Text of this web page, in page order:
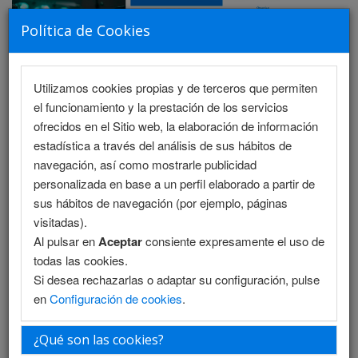
Política de Cookies
Utilizamos cookies propias y de terceros que permiten
el funcionamiento y la prestación de los servicios
ofrecidos en el Sitio web, la elaboración de información
estadística a través del análisis de sus hábitos de
navegación, así como mostrarle publicidad
personalizada en base a un perfil elaborado a partir de
sus hábitos de navegación (por ejemplo, páginas
visitadas).
Al pulsar enAceptarconsiente expresamente el uso de
todas las cookies.
Si desea rechazarlas o adaptar su configuración, pulse
enConfiguración de cookies.
¿Qué son las cookies?
MENU
Programa Científico - Salón 1
Programa Científico - Salón 2
Programa Enfermería
Programa Enfermería (PDF)
Programa PDF
Plantilla